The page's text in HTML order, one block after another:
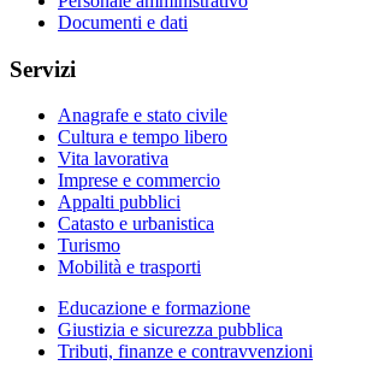
Documenti e dati
Servizi
Anagrafe e stato civile
Cultura e tempo libero
Vita lavorativa
Imprese e commercio
Appalti pubblici
Catasto e urbanistica
Turismo
Mobilità e trasporti
Educazione e formazione
Giustizia e sicurezza pubblica
Tributi, finanze e contravvenzioni